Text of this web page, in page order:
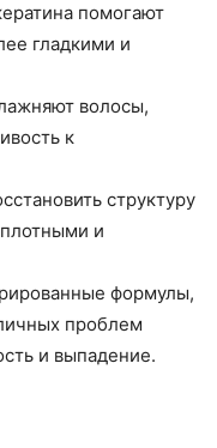
помогают
гладкими и
волосы,
к
структуру
и
формулы,
проблем
и выпадение.